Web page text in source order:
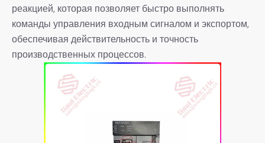
реакцией, которая позволяет быстро выполнять
команды управления входным сигналом и экспортом,
обеспечивая действительность и точность
производственных процессов.